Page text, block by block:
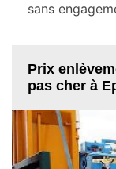
sans
Prix
pas cher à